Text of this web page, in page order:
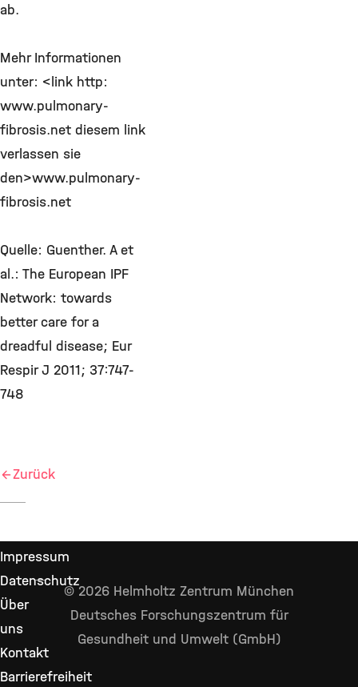
ab.
Mehr Informationen
unter: <link http:
www.pulmonary-
fibrosis.net diesem link
verlassen sie
den>www.pulmonary-
fibrosis.net
Quelle: Guenther. A et
al.: The European IPF
Network: towards
better care for a
dreadful disease; Eur
Respir J 2011; 37:747-
748
Zurück
Impressum
Datenschutz
Über
uns
Kontakt
Barrierefreiheit
© 2026 Helmholtz Zentrum München
Deutsches Forschungszentrum für
Gesundheit und Umwelt (GmbH)